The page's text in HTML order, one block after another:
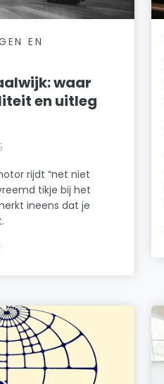
EN
waar
en uitleg
rijdt “net niet
tikje bij het
ineens dat je